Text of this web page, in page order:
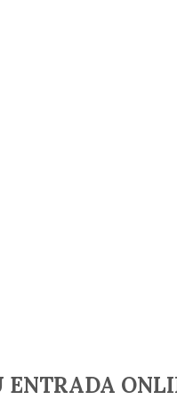
ENTRADA